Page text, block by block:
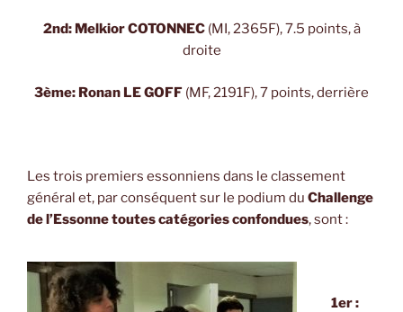
2nd: Melkior COTONNEC (MI, 2365F), 7.5 points, à
droite
3ème: Ronan LE GOFF (MF, 2191F), 7 points, derrière
Les trois premiers essonniens dans le classement
général et, par conséquent sur le podium du Challenge
de l’Essonne toutes catégories confondues, sont :
1er :